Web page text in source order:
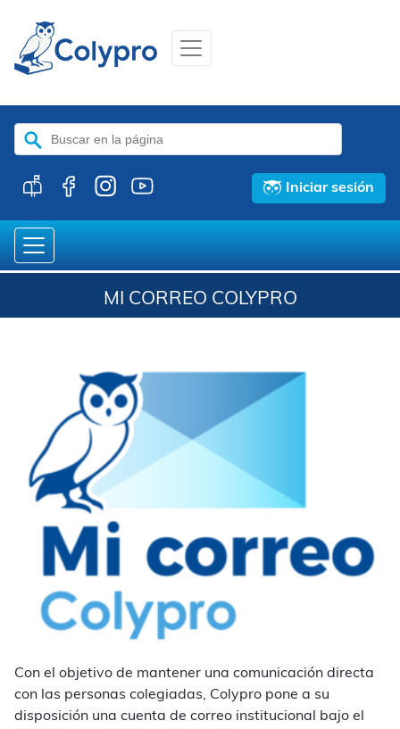
Buscar:
Iniciar sesión
MI CORREO COLYPRO
Con el objetivo de mantener una comunicación directa
con las personas colegiadas, Colypro pone a su
disposición una cuenta de correo institucional bajo el